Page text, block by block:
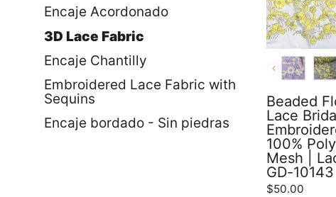
Encaje Acordonado
3D Lace Fabric
Encaje Chantilly
Embroidered Lace Fabric with
Sequins
Encaje bordado - Sin piedras
COLOR
Beaded
Lace
100%
Mesh |
GD-10143
$50.00